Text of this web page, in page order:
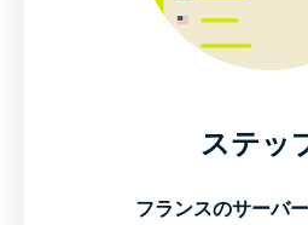
ステッ
フランスのサーバ